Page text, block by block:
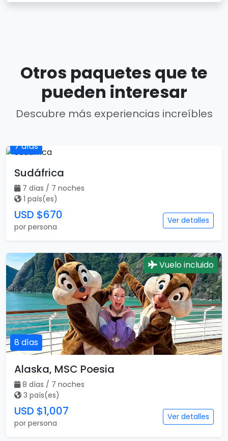
Otros paquetes que te
pueden interesar
Descubre más experiencias increíbles
7 días
Sudáfrica
7 días / 7 noches
1 país(es)
USD $670
por persona
Ver detalles
8 días
Vuelo incluido